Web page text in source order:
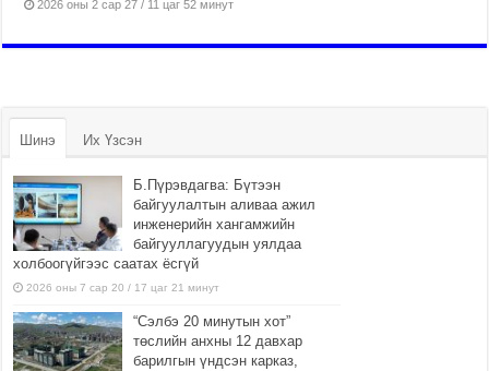
2026 оны 2 сар 27 / 11 цаг 52 минут
Шинэ Их Үзсэн
Б.Пүрэвдагва: Бүтээн
байгуулалтын аливаа ажил
инженерийн хангамжийн
байгууллагуудын уялдаа
холбоогүйгээс саатах ёсгүй
2026 оны 7 сар 20 / 17 цаг 21 минут
“Сэлбэ 20 минутын хот”
төслийн анхны 12 давхар
барилгын үндсэн карказ,